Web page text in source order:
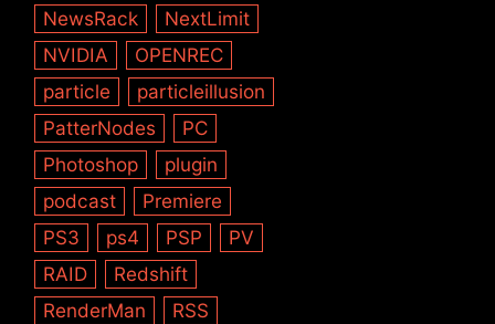
NewsRack
NextLimit
NVIDIA
OPENREC
particle
particleillusion
PatterNodes
PC
Photoshop
plugin
podcast
Premiere
PS3
ps4 PSP
PV
RAID
Redshift
RenderMan
RSS